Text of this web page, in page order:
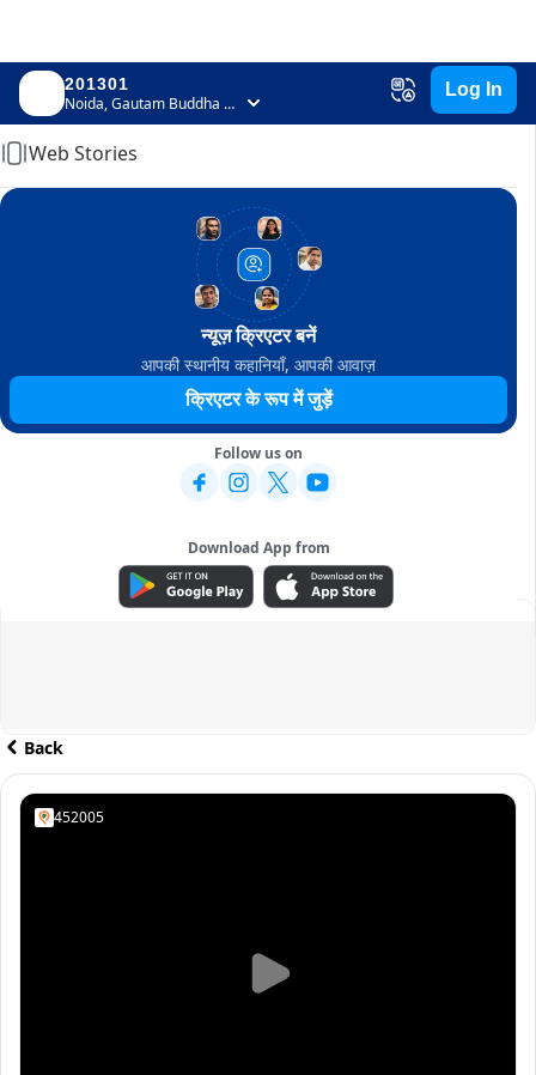
201301
Noida, Gautam Buddha Nagar, Uttar Pradesh
Log In
Home
Web Stories
न्यूज़ क्रिएटर बनें
आपकी स्थानीय कहानियाँ, आपकी आवाज़
क्रिएटर के रूप में जुड़ें
Follow us on
Download App from
ADVERTISEMENT
Back
452005